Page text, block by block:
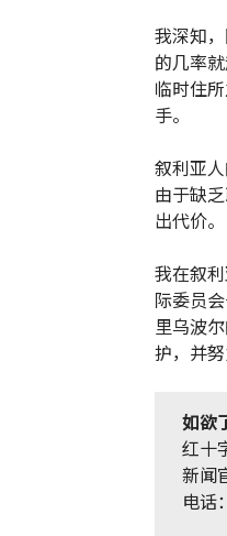
我深知
的几率
临时住
手。
叙利亚
由于缺
出代价。
我在叙
际委员
里乌波
护，并
如欲
红十
新闻
电话